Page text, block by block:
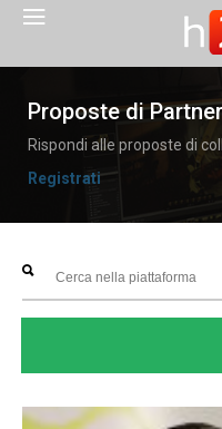
Proposte di
Rispondi alle proposte di
Registrati